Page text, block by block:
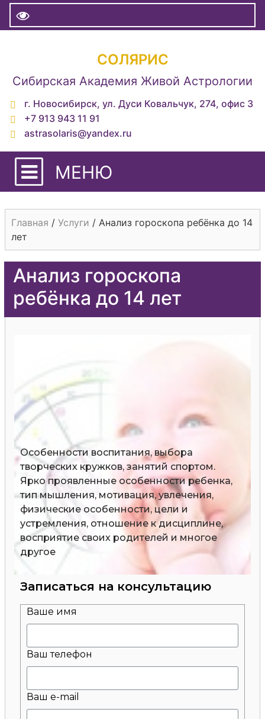
СОЛЯРИС
Сибирская Академия Живой Астрологии
г. Новосибирск, ул. Дуси Ковальчук, 274, офис 3
+7 913 943 11 91
astrasolaris@yandex.ru
МЕНЮ
Главная / Услуги / Анализ гороскопа ребёнка до 14
лет
Анализ гороскопа
ребёнка до 14 лет
Особенности воспитания, выбора
творческих кружков, занятий спортом.
Ярко проявленные особенности ребенка,
тип мышления, мотивация, увлечения,
физические особенности, цели и
устремления, отношение к дисциплине,
восприятие своих родителей и многое
другое
Записаться на консультацию
Ваше имя
Ваш телефон
Ваш e-mail